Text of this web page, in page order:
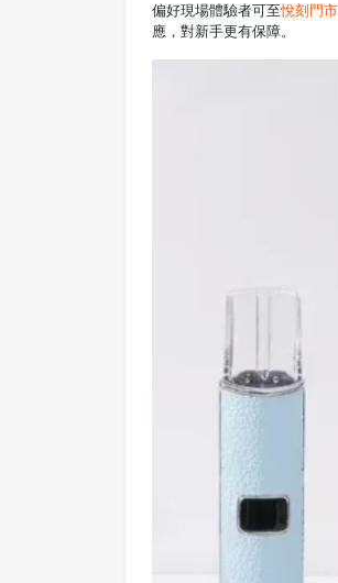
偏好現場體驗者可至悅刻門市
應，對新手更有保障。